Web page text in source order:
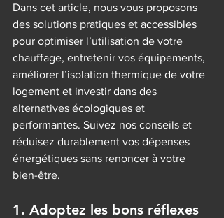
Dans cet article, nous vous proposons
des solutions pratiques et accessibles
pour optimiser l’utilisation de votre
chauffage, entretenir vos équipements,
améliorer l’isolation thermique de votre
logement et investir dans des
alternatives écologiques et
performantes. Suivez nos conseils et
réduisez durablement vos dépenses
énergétiques sans renoncer à votre
bien-être.
1. Adoptez les bons réflexes